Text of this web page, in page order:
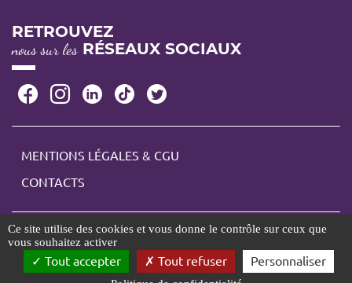
RETROUVEZ
nous sur lesRÉSEAUX SOCIAUX
Retrouvez
nous
sur
les
réseaux
Menu
Pied
de
page
MENTIONS LÉGALES & CGU
CONTACTS
Copyright Foire de Châlons-en-Champagne© 2026- réalisation : Champagne
création
Ce site utilise des cookies et vous donne le contrôle sur ceux que
vous souhaitez activer
Tout accepter Tout refuser Personnaliser